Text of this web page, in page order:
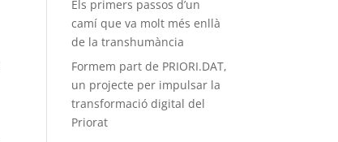
Els primers passos d’un
camí que va molt més enllà
de la transhumància
Formem part de PRIORI.DAT,
un projecte per impulsar la
transformació digital del
Priorat